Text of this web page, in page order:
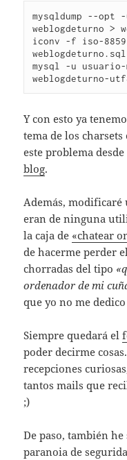
mysqldump --opt
weblogdeturno >
iconv -f iso-
mysql -u usuario-
weblogdeturno-
Y con esto ya
tema de los
este problema
blog.
Además, modificaré
eran de ninguna
la caja de «chatear
de hacerme perder
chorradas del tipo
ordenador de mi
que yo no me
Siempre quedará el
poder decirme
recepciones
tantos mails que
;)
De paso, también
paranoia de